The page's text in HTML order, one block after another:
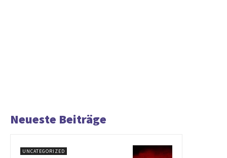
Neueste Beiträge
UNCATEGORIZED